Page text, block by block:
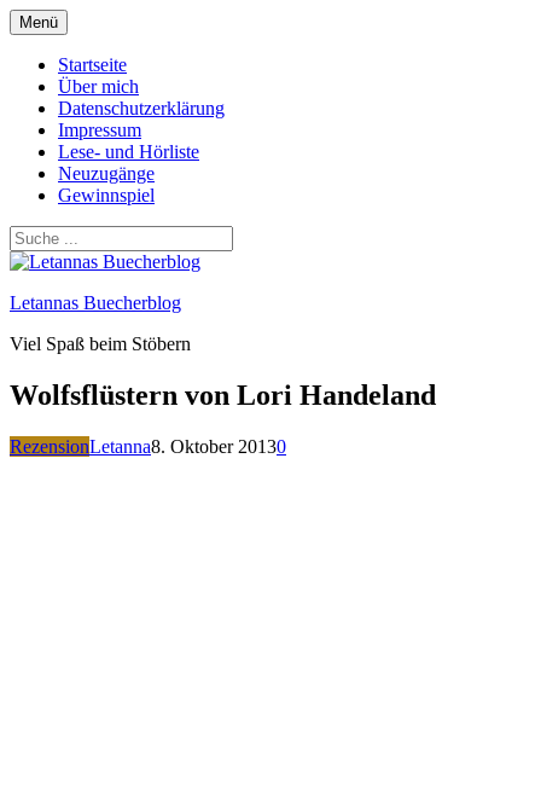
Zum
Inhalt
springen
Menü
Startseite
Über mich
Datenschutzerklärung
Impressum
Lese- und Hörliste
Neuzugänge
Gewinnspiel
Letannas Buecherblog
Viel Spaß beim Stöbern
Wolfsflüstern von Lori Handeland
RezensionLetanna8. Oktober 20130